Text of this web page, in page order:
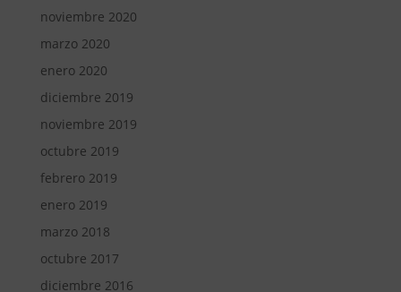
noviembre 2020
marzo 2020
enero 2020
diciembre 2019
noviembre 2019
octubre 2019
febrero 2019
enero 2019
marzo 2018
octubre 2017
diciembre 2016